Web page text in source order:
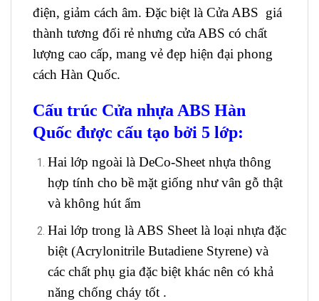
điện, giảm cách âm. Đặc biệt là Cửa ABS giá
thành tương đối rẻ nhưng cửa ABS có chất
lượng cao cấp, mang vẻ đẹp hiện đại phong
cách Hàn Quốc.
Cấu trúc Cửa nhựa ABS Hàn
Quốc được cấu tạo bởi 5 lớp:
Hai lớp ngoài là DeCo-Sheet nhựa thông
hợp tính cho bề mặt giống như vân gỗ thật
và không hút ẩm
Hai lớp trong là ABS Sheet là loại nhựa đặc
biệt (Acrylonitrile Butadiene Styrene) và
các chất phụ gia đặc biệt khác nên có khả
năng chống cháy tốt .